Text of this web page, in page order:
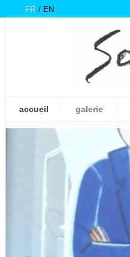
FR EN
accueil galerie